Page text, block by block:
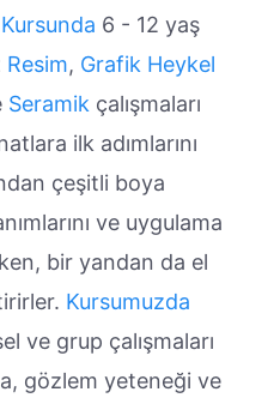
6 - 12 yaş
Resim, Grafik Heykel
Seramikçalışmaları
ilk adımlarını
çeşitli boya
ve uygulama
bir yandan da el
Kursumuzda
ve grup çalışmaları
gözlem yeteneği ve